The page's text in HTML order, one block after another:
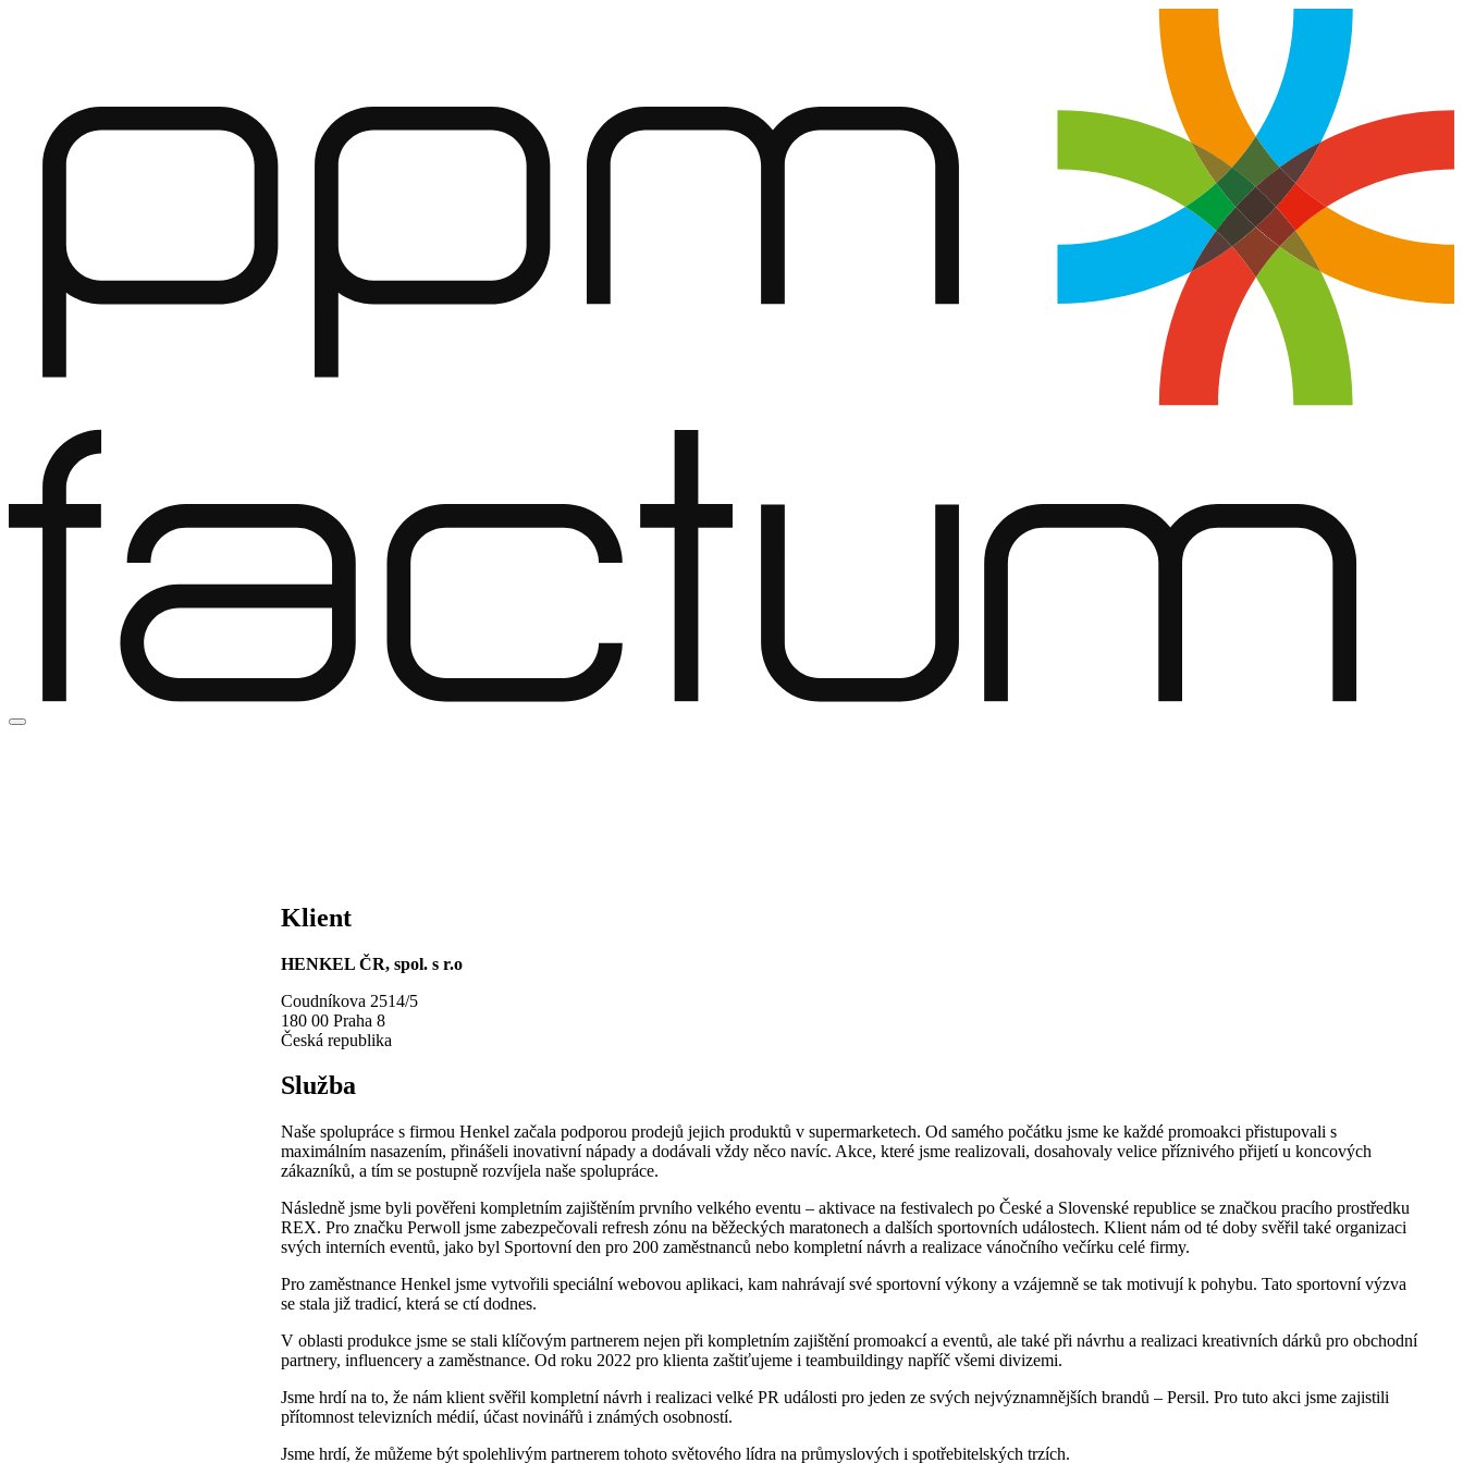
Klient
HENKEL ČR, spol. s r.o
Coudníkova 2514/5
180 00 Praha 8
Česká republika
Služba
Naše spolupráce s firmou Henkel začala podporou prodejů jejich produktů v supermarketech. Od samého počátku jsme ke každé promoakci přistupovali s
maximálním nasazením, přinášeli inovativní nápady a dodávali vždy něco navíc. Akce, které jsme realizovali, dosahovaly velice příznivého přijetí u koncových
zákazníků, a tím se postupně rozvíjela naše spolupráce.
Následně jsme byli pověřeni kompletním zajištěním prvního velkého eventu – aktivace na festivalech po České a Slovenské republice se značkou pracího prostředku
REX. Pro značku Perwoll jsme zabezpečovali refresh zónu na běžeckých maratonech a dalších sportovních událostech. Klient nám od té doby svěřil také organizaci
svých interních eventů, jako byl Sportovní den pro 200 zaměstnanců nebo kompletní návrh a realizace vánočního večírku celé firmy.
Pro zaměstnance Henkel jsme vytvořili speciální webovou aplikaci, kam nahrávají své sportovní výkony a vzájemně se tak motivují k pohybu. Tato sportovní výzva
se stala již tradicí, která se ctí dodnes.
V oblasti produkce jsme se stali klíčovým partnerem nejen při kompletním zajištění promoakcí a eventů, ale také při návrhu a realizaci kreativních dárků pro obchodní
partnery, influencery a zaměstnance. Od roku 2022 pro klienta zaštiťujeme i teambuildingy napříč všemi divizemi.
Jsme hrdí na to, že nám klient svěřil kompletní návrh i realizaci velké PR události pro jeden ze svých nejvýznamnějších brandů – Persil. Pro tuto akci jsme zajistili
přítomnost televizních médií, účast novinářů i známých osobností.
Jsme hrdí, že můžeme být spolehlivým partnerem tohoto světového lídra na průmyslových i spotřebitelských trzích.